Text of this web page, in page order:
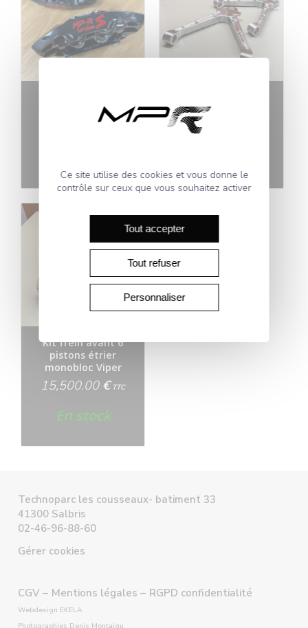
Alpine A110
2,740.00€
inférieurs Viper
3,500.00
Kit frein avant 6
pistons étrier
monobloc Viper
15,500.00 € TTC
En stock
CGV – Mentions légales – RGPD confidentialité
Webdesign EKELA
Photographies Denis Montaigu
Technoparc les cousseaux- batiment 33
41300 Salbris
02-46-96-88-60
Gérer cookies
Ce site utilise des cookies et vous donne le
contrôle sur ceux que vous souhaitez activer
Tout accepter
Tout refuser
Personnaliser